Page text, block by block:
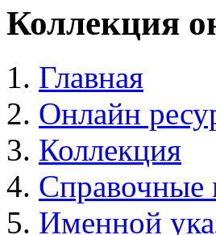
Коллекция
Главная
Онлайн
Коллекция
Справочные
Именной